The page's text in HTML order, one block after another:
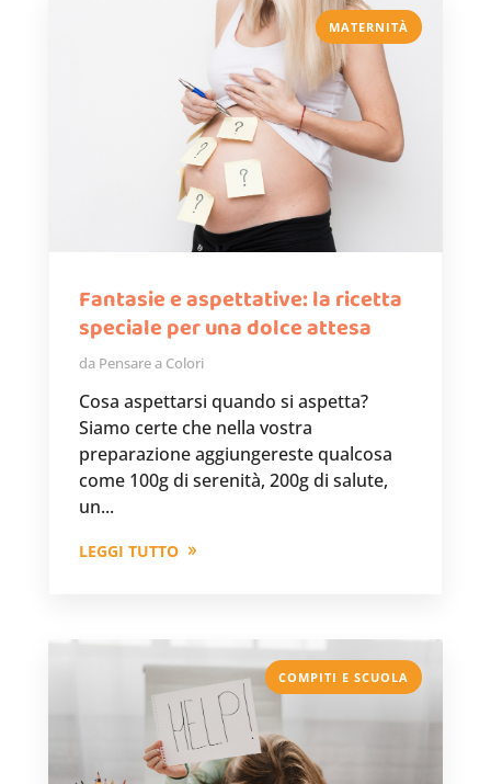
MATERNITÀ
Fantasie e aspettative: la ricetta
speciale per una dolce attesa
da Pensare a Colori
Cosa aspettarsi quando si aspetta?
Siamo certe che nella vostra
preparazione aggiungereste qualcosa
come 100g di serenità, 200g di salute,
un...
LEGGI TUTTO
COMPITI E SCUOLA